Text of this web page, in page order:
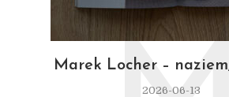
Marek Locher –
2026-06-13